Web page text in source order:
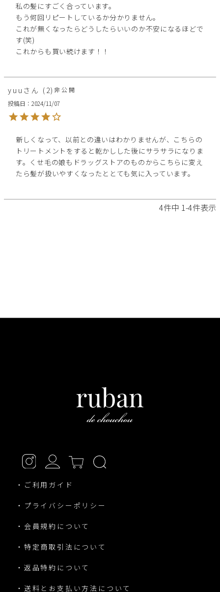
私の髪にすごく合っています。
もう何回リピートしているか分かりません。
これが無くなったらどうしたらいいのか不安になるほどで
す(笑)
これからも買い続けます！！
yuu 2 非公開
投稿日
2024/11/07
新しくなって、以前との違いはわかりませんが、こちらの
トリートメントをすると乾かしした後にサラサラになりま
す。くせ毛の娘もドラッグストアのものからこちらに変え
たら髪が扱いやすくなったととても気に入っています。
4件中 1-4件表示
・ご利用ガイド
・プライバシーポリシー
・会員規約について
・特定商取引法について
・返品特約について
・送料とお支払い方法について